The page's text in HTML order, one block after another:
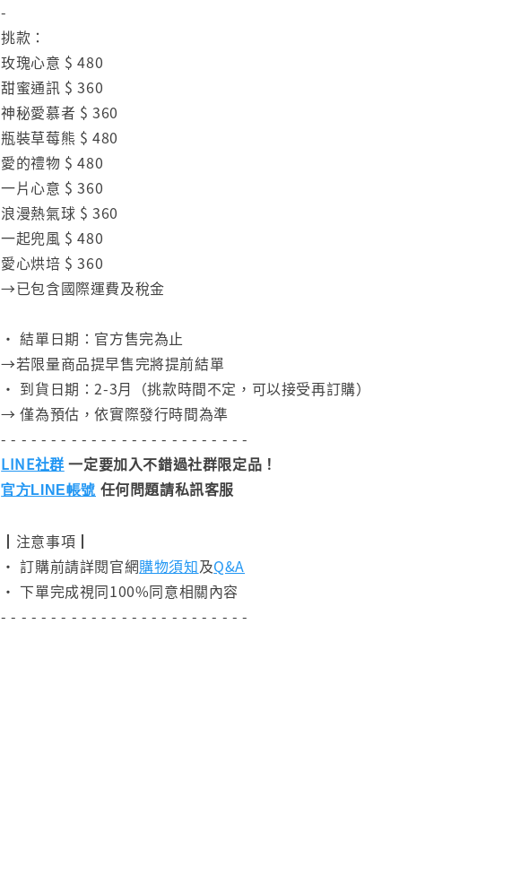
-
挑款：
玫瑰心意 $ 480
甜蜜通訊 $ 360
神秘愛慕者 $ 360
瓶裝草莓熊 $ 480
愛的禮物 $ 480
一片心意 $ 360
浪漫熱氣球 $ 360
一起兜風 $ 480
愛心烘培 $ 360
→已包含國際運費及稅金
• 結單日期：官方售完為止
→若限量商品提早售完將提前結單
• 到貨日期：2-3月（挑款時間不定，可以接受再訂購）
→ 僅為預估，依實際發行時間為準
- - - - - - - - - - - - - - - - - - - - - - - - -
LINE社群 一定要加入不錯過社群限定品！
官方LINE帳號 任何問題請私訊客服
┃注意事項┃
• 訂購前請詳閱官網購物須知及Q&A
• 下單完成視同100%同意相關內容
- - - - - - - - - - - - - - - - - - - - - - - - -